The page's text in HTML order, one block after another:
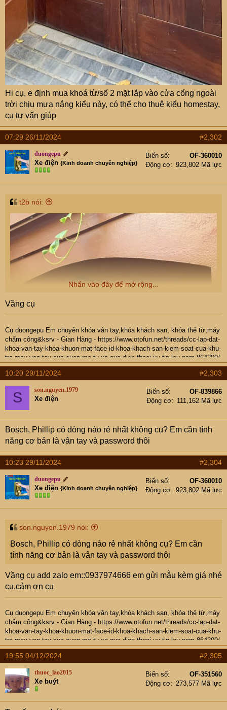
Hi cụ, e định mua khoá từ/số 2 mặt lắp vào cửa cổng ngoài
trời chịu mưa nắng kiểu này, có thể cho thuê kiểu homestay,
cụ tư vấn giúp
07:29 26/11/2024 #2,302
duongepu
Xe điện {Kinh doanh chuyên nghiệp}
Biển số
OF-360010
Động cơ
923,802 Mã lực
t2b nói:
Hi cụ, e định mua khoá từ/số 2 mặt lắp vào cửa cổng
ngoài trời chịu mưa nắng kiểu này, có thể cho thuê kiểu
homestay, cụ tư vấn giúp
Nhấn vào đây để mở rộng...
Vầng cụ
Cụ duongepu Em chuyên khóa vân tay,khóa khách sạn, khóa thẻ từ,máy
chấm công&ksrv - Gian Hàng - https://www.otofun.net/threads/cc-lap-dat-
khoa-van-tay-khoa-khuon-mat-face-id-khoa-khach-san-kiem-soat-cua-khu-
tro-may-van-tay-cua-cuon-mo-tu-xa-qua-dien-thoai-uy-tin-lau-nam.864209/
- Hotline: 0937974666
10:20 29/11/2024 #2,303
S son.nguyen.1979
Xe điện
Biển số
OF-839866
Động cơ
111,162 Mã lực
Bosch, Phillip có dòng nào rẻ nhất không cụ? Em cần tính
năng cơ bản là vân tay và password thôi
10:23 29/11/2024 #2,304
duongepu
Xe điện {Kinh doanh chuyên nghiệp}
Biển số
OF-360010
Động cơ
923,802 Mã lực
son.nguyen.1979 nói:
Bosch, Phillip có dòng nào rẻ nhất không cụ? Em cần
tính năng cơ bản là vân tay và password thôi
Vầng cụ add zalo em::0937974666 em gửi mẫu kèm giá nhé
cụ.cảm ơn cụ
Cụ duongepu Em chuyên khóa vân tay,khóa khách sạn, khóa thẻ từ,máy
chấm công&ksrv - Gian Hàng - https://www.otofun.net/threads/cc-lap-dat-
khoa-van-tay-khoa-khuon-mat-face-id-khoa-khach-san-kiem-soat-cua-khu-
tro-may-van-tay-cua-cuon-mo-tu-xa-qua-dien-thoai-uy-tin-lau-nam.864209/
- Hotline: 0937974666
19:55 04/12/2024 #2,305
thuoc_lao2015
Xe buýt
Biển số
OF-351560
Động cơ
273,577 Mã lực